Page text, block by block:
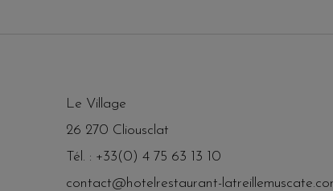
Le Village
26 270 Cliousclat
Tél. : +33(0) 4 75 63 13 10
contact@hotelrestaurant-